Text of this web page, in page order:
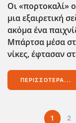
Οι «πορτοκαλί»
μια εξαιρετική
ακόμα ένα
Μπάρτσα μέσα
νίκες, έφτασαν
ΠΕΡΙΣΣΌΤΕΡΑ...
1 2